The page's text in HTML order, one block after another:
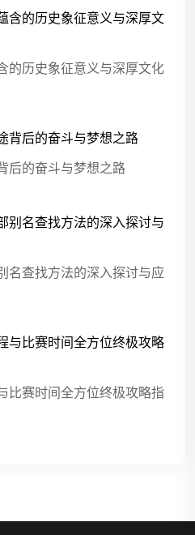
的历史象征意义与深厚文化
后的奋斗与梦想之路
名查找方法的深入探讨与应
比赛时间全方位终极攻略指